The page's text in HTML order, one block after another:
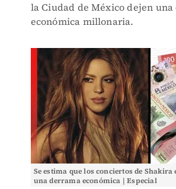
la Ciudad de México dejen
económica millonaria.
Se estima que los conciertos de Shakira
una derrama económica | Especial